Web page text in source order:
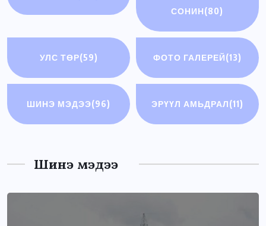
СОНИН(80)
УЛС ТӨР(59) ФОТО ГАЛЕРЕЙ(13)
ШИНЭ МЭДЭЭ(96) ЭРҮҮЛ АМЬДРАЛ(11)
Шинэ мэдээ